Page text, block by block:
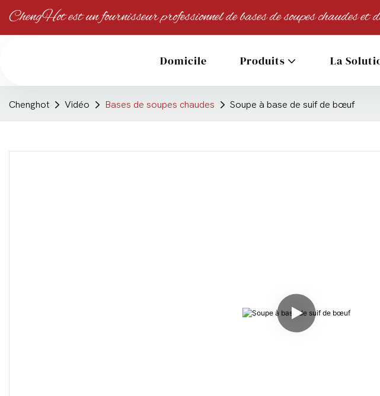
ChengHot est un fournisseur professionnel de bases de soupes chaudes et
Domicile Produits La
Chenghot Vidéo Bases de soupes chaudes Soupe à base de suif de bœuf